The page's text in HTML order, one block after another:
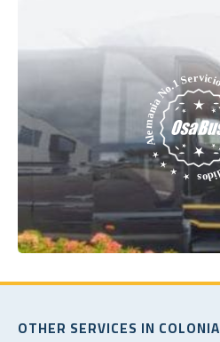
OTHER SERVICES IN COLONIA